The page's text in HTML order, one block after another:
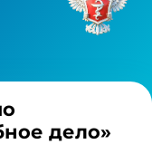
дело»